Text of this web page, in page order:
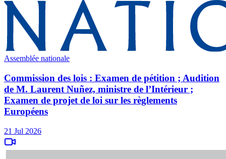
Assemblée nationale
Commission des lois : Examen de pétition ; Audition
de M. Laurent Nuñez, ministre de l’Intérieur ;
Examen de projet de loi sur les règlements
Européens
21 Jul 2026